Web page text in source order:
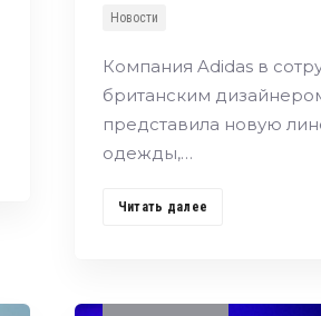
Новости
Компания Adidas в
британским
представила новую
одежды,…
Читать далее